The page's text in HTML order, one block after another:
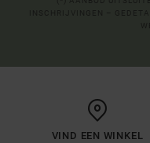
VIND EEN WINKEL